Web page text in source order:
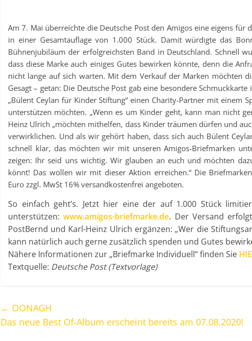
Am 7. Mai überreichte die Deutsche Post den Amigos eine eigens für
in einer Gesamtauflage von 1.000 Stück. Damit würdigte das
Bühnenjubiläum der erfolgreichsten Band in Deutschland. Schnell
dass diese Marke auch einiges Gutes bewirken könnte, denn die
nicht lange auf sich warten. Mit dem Verkauf der Marken möchten
Gesagt – getan: Die Deutsche Post gab eine besondere
„Bülent Ceylan für Kinder Stiftung“ einen Charity-Partner mit einem
unterstützen möchten. „Wenn es um Kinder geht, kann man nicht
Heinz Ulrich „möchten mithelfen, dass Kinder träumen dürfen und
verwirklichen. Und als wir gehört haben, dass sich auch Bülent
schnell klar, das möchten wir mit unseren Amigos-Briefmarken
zeigen: Ihr seid uns wichtig. Wir glauben an euch und möchten
könnt! Das wollen wir mit dieser Aktion erreichen.“ Die
Euro zzgl. MwSt 16% versandkostenfrei angeboten.
So einfach geht’s. Jetzt hier eine der auf 1.000 Stück
unterstützen:www.amigos-briefmarke.de. Der Versand
PostBernd und Karl-Heinz Ulrich ergänzen: „Wer die
kann natürlich auch gerne zusätzlich spenden und Gutes
Nähere Informationen zur „Briefmarke Individuell“ finden Sie
Textquelle: Deutsche Post (Textvorlage)
← OONAGH
Das neue Best Of-Album erscheint bereits am 07.08.2020!